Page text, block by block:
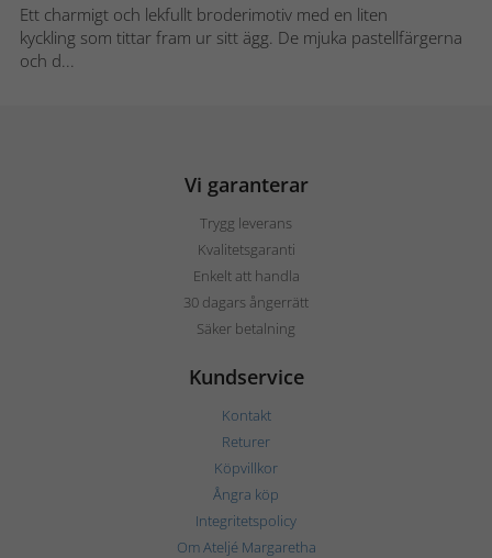
Ett charmigt och lekfullt broderimotiv med en liten
kyckling som tittar fram ur sitt ägg. De mjuka pastellfärgerna
och d...
Vi garanterar
Trygg leverans
Kvalitetsgaranti
Enkelt att handla
30 dagars ångerrätt
Säker betalning
Kundservice
Kontakt
Returer
Köpvillkor
Ångra köp
Integritetspolicy
Om Ateljé Margaretha